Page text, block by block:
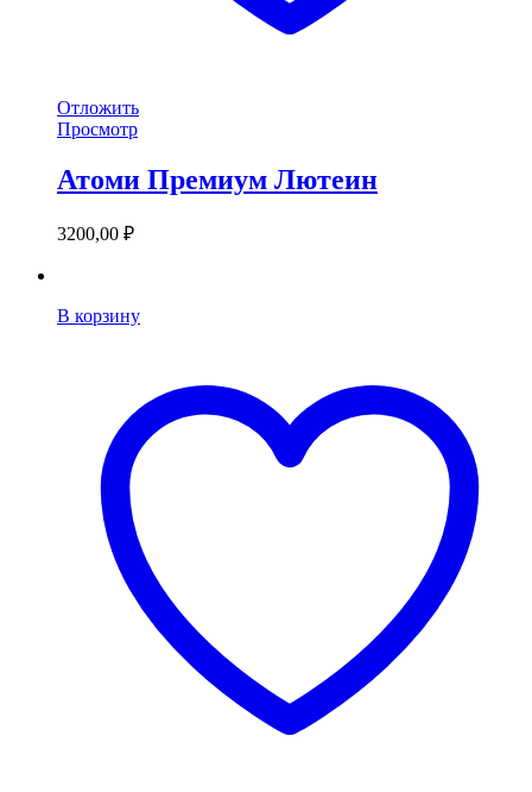
Отложить
Просмотр
Атоми Премиум Лютеин
3200,00 ₽
В корзину